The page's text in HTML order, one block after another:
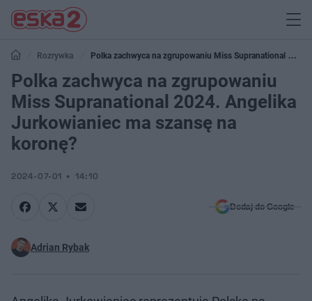
Rozrywka
Polka zachwyca na zgrupowaniu Miss Supranational 2024.
Angelika Jurkowianiec ma szansę na koronę?
Polka zachwyca na zgrupowaniu
Miss Supranational 2024. Angelika
Jurkowianiec ma szansę na
koronę?
2024-07-01 14:10
Dodaj do Google
Adrian Rybak